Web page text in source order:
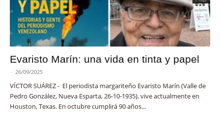
Evaristo Marín: una vida en tinta y papel
- 26/09/2025
VÍCTOR SUÁREZ - El periodista margariteño Evaristo Marín (Valle de
Pedro González, Nueva Esparta, 26-10-1935), vive actualmente en
Houston, Texas. En octubre cumplirá 90 años...